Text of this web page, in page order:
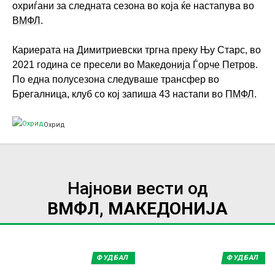
охриѓани за следната сезона во која ќе настапува во
ВМФЛ .
Кариерата на Димитриевски тргна преку Њу Старс, во
2021 година се пресели во Македонија Ѓорче Петров.
По една полусезона следуваше трансфер во
Брегалница, клуб со кој запиша 43 настапи во ПМФЛ .
Охрид
Најнови вести од
ВМФЛ, МАКЕДОНИЈА
ФУДБАЛ ФУДБАЛ